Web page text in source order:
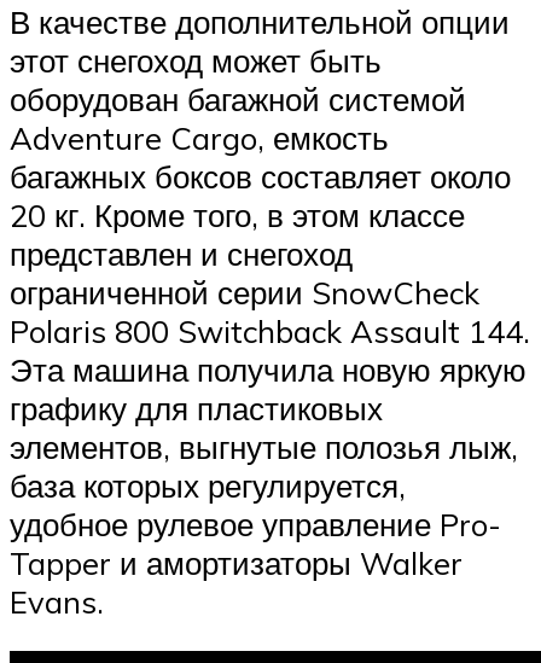
В качестве дополнительной опции
этот снегоход может быть
оборудован багажной системой
Adventure Cargo, емкость
багажных боксов составляет около
20 кг. Кроме того, в этом классе
представлен и снегоход
ограниченной серии SnowCheck
Polaris 800 Switchback Assault 144.
Эта машина получила новую яркую
графику для пластиковых
элементов, выгнутые полозья лыж,
база которых регулируется,
удобное рулевое управление Pro-
Tapper и амортизаторы Walker
Evans.